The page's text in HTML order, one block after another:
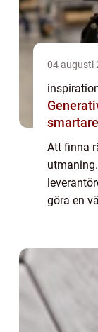
04 augusti
Att finna
göra en